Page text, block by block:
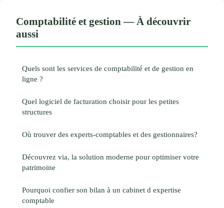
Comptabilité et gestion — À découvrir
aussi
Quels sont les services de comptabilité et de gestion en
ligne ?
Quel logiciel de facturation choisir pour les petites
structures
Où trouver des experts-comptables et des gestionnaires?
Découvrez via, la solution moderne pour optimiser votre
patrimoine
Pourquoi confier son bilan à un cabinet d expertise
comptable